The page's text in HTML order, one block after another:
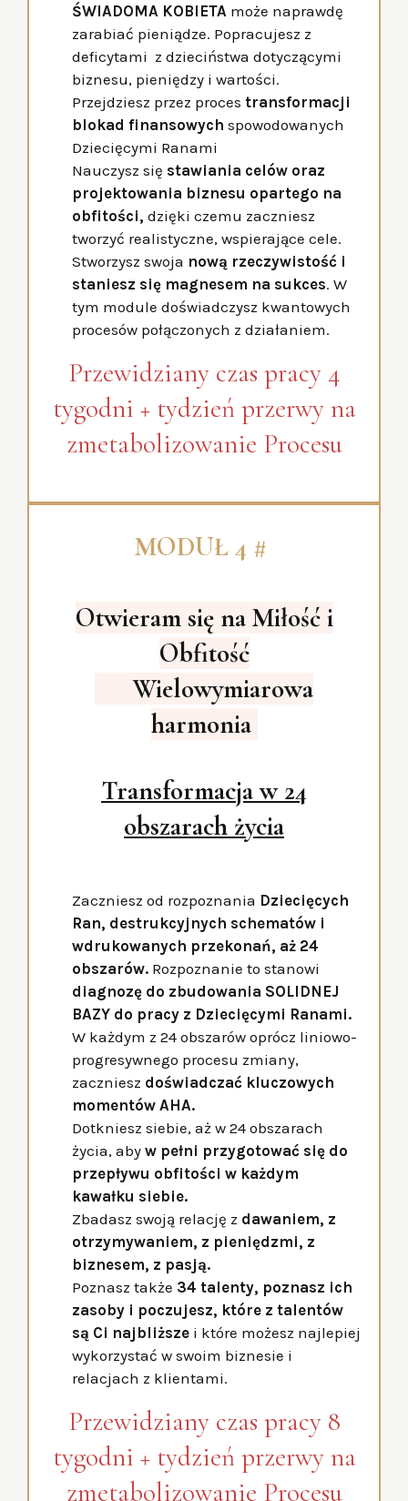
ŚWIADOMA KOBIETA może naprawdę
zarabiać pieniądze. Popracujesz z
deficytami z dzieciństwa dotyczącymi
biznesu, pieniędzy i wartości.
Przejdziesz przez proces transformacji
blokad finansowych spowodowanych
Dziecięcymi Ranami
Nauczysz się stawiania celów oraz
projektowania biznesu opartego na
obfitości, dzięki czemu zaczniesz
tworzyć realistyczne, wspierające cele.
Stworzysz swoja nową rzeczywistość i
staniesz się magnesem na sukces. W
tym module doświadczysz kwantowych
procesów połączonych z działaniem.
Przewidziany czas pracy 4
tygodni + tydzień przerwy na
zmetabolizowanie Procesu
MODUŁ 4 #
Otwieram się na Miłość i
Obfitość
Wielowymiarowa
harmonia
Transformacja w 24
obszarach życia
Zaczniesz od rozpoznania Dziecięcych
Ran, destrukcyjnych schematów i
wdrukowanych przekonań, aż 24
obszarów.Rozpoznanie to stanowi
diagnozę do zbudowania SOLIDNEJ
BAZY do pracy z Dziecięcymi Ranami.
W każdym z 24 obszarów oprócz liniowo-
progresywnego procesu zmiany,
zaczniesz doświadczać kluczowych
momentów AHA.
Dotkniesz siebie, aż w 24 obszarach
życia, aby w pełni przygotować się do
przepływu obfitości w każdym
kawałku siebie.
Zbadasz swoją relację z dawaniem, z
otrzymywaniem, z pieniędzmi, z
biznesem, z pasją.
Poznasz także 34 talenty, poznasz ich
zasoby i poczujesz, które z talentów
są Ci najbliższe i które możesz najlepiej
wykorzystać w swoim biznesie i
relacjach z klientami.
Przewidziany czas pracy 8
tygodni + tydzień przerwy na
zmetabolizowanie Procesu